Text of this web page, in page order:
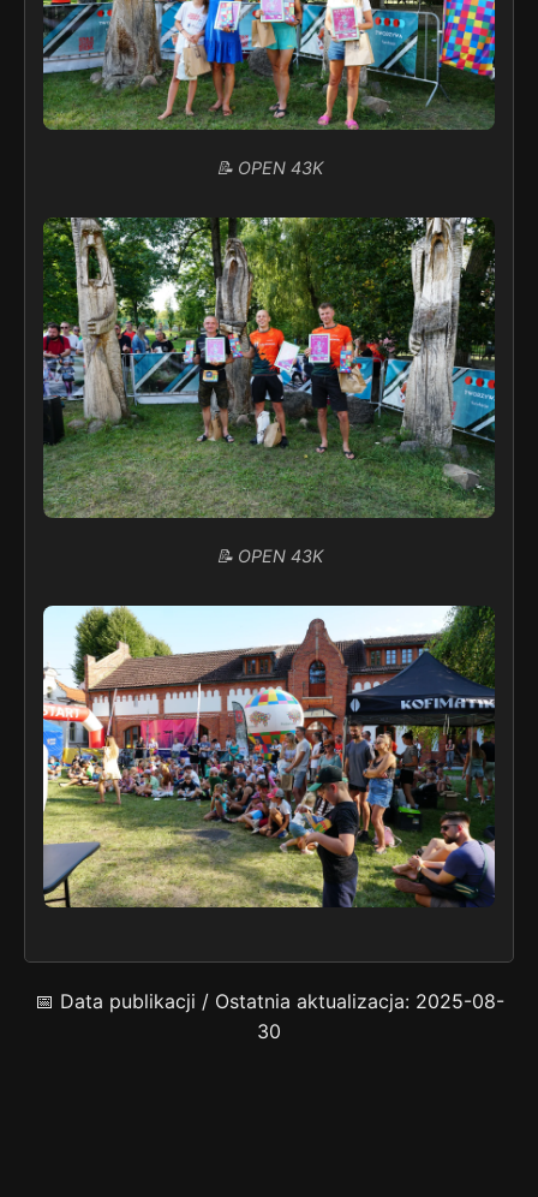
📝 OPEN 43K
📝 OPEN 43K
📅 Data publikacji / Ostatnia aktualizacja: 2025-08-
30